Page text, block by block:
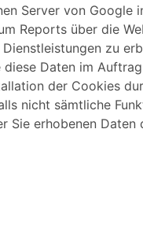
Server von
Reports über die
zu
Daten im
der Cookies
nicht sämtliche
erhobenen